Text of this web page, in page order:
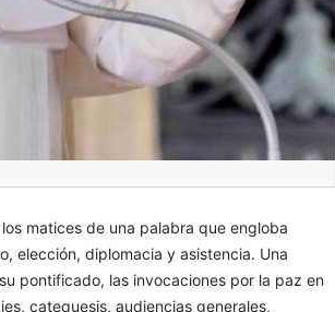
matices de una palabra que engloba
elección, diplomacia y asistencia. Una
pontificado, las invocaciones por la paz en
catequesis, audiencias generales,